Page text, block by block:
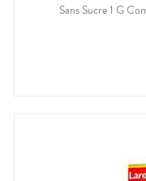
Sans Sucre 1 G